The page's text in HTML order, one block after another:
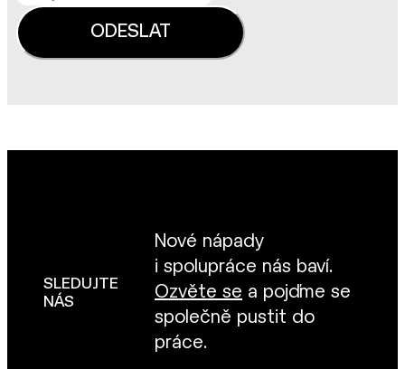
SLEDUJTE
NÁS
Nové nápady
i spolupráce nás baví.
Ozvěte se a pojďme se
společně pustit do
práce.